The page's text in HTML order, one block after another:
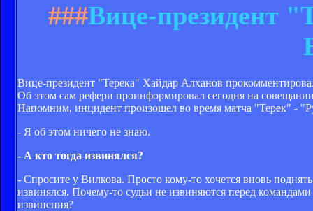
###Вице-президент
Вице-президент "Терека" Хайдар Алханов
Об этом сам рефери проинформировал сегодня на
Напомним, инцидент произошел во время матча "Терек" -
- Я об этом ничего не знаю.
- А кто тогда извинялся?
- Спросите у Вилкова. Просто кому-то хочется вновь
извинялся. Почему-то судьи не извиняются перед
извинения?